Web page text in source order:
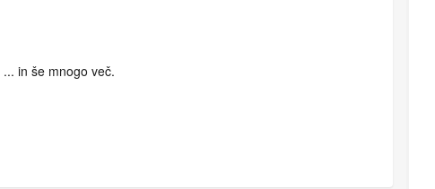
in še mnogo več.